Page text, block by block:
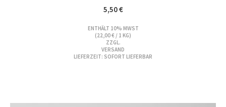
5,50€
ENTHÄLT 10% MWST
(22,00€ / 1 KG)
ZZGL.
VERSAND
LIEFERZEIT: SOFORT LIEFERBAR